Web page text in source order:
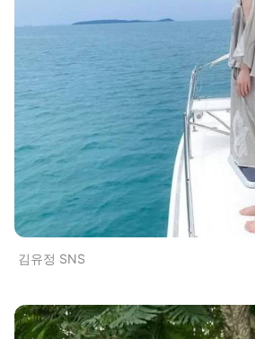
김유정 SNS